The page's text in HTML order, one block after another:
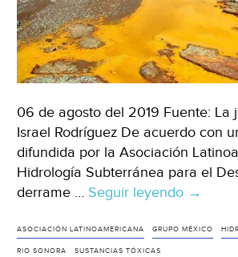
06 de agosto del 2019 Fuente: La
Israel Rodríguez De acuerdo con
difundida por la Asociación
Hidrología Subterránea para el
derrame … Seguir leyendo Sonora:
niegan
→
ASOCIACIÓN LATINOAMERICANA GRUPO MÉXICO
RIO SONORA SUSTANCIAS TÓXICAS